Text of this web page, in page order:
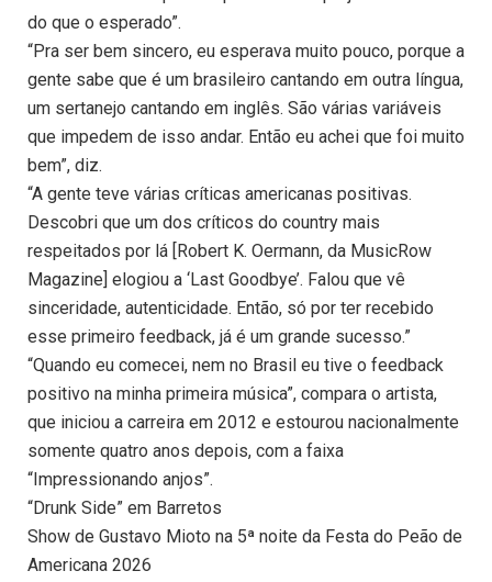
do que o esperado”.
“Pra ser bem sincero, eu esperava muito pouco, porque a
gente sabe que é um brasileiro cantando em outra língua,
um sertanejo cantando em inglês. São várias variáveis
que impedem de isso andar. Então eu achei que foi muito
bem”, diz.
“A gente teve várias críticas americanas positivas.
Descobri que um dos críticos do country mais
respeitados por lá [Robert K. Oermann, da MusicRow
Magazine] elogiou a ‘Last Goodbye’. Falou que vê
sinceridade, autenticidade. Então, só por ter recebido
esse primeiro feedback, já é um grande sucesso.”
“Quando eu comecei, nem no Brasil eu tive o feedback
positivo na minha primeira música”, compara o artista,
que iniciou a carreira em 2012 e estourou nacionalmente
somente quatro anos depois, com a faixa
“Impressionando anjos”.
“Drunk Side” em Barretos
Show de Gustavo Mioto na 5ª noite da Festa do Peão de
Americana 2026